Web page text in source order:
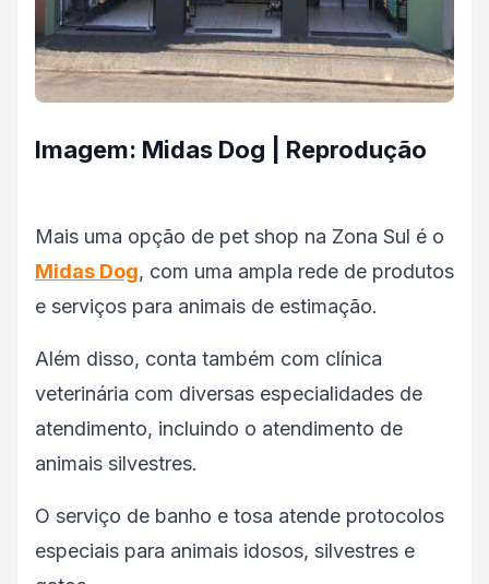
Imagem: Midas Dog | Reprodução
Mais uma opção de pet shop na Zona Sul é o
Midas Dog, com uma ampla rede de produtos
e serviços para animais de estimação.
Além disso, conta também com clínica
veterinária com diversas especialidades de
atendimento, incluindo o atendimento de
animais silvestres.
O serviço de banho e tosa atende protocolos
especiais para animais idosos, silvestres e